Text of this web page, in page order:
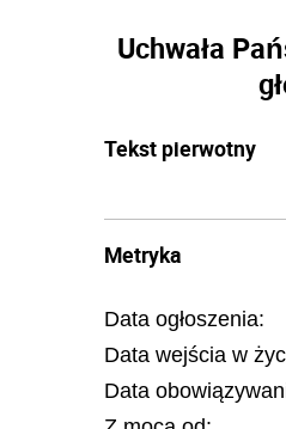
Uchwała
Tekst pierwotny
Metryka
Data ogłoszenia:
Data wejścia w
Data